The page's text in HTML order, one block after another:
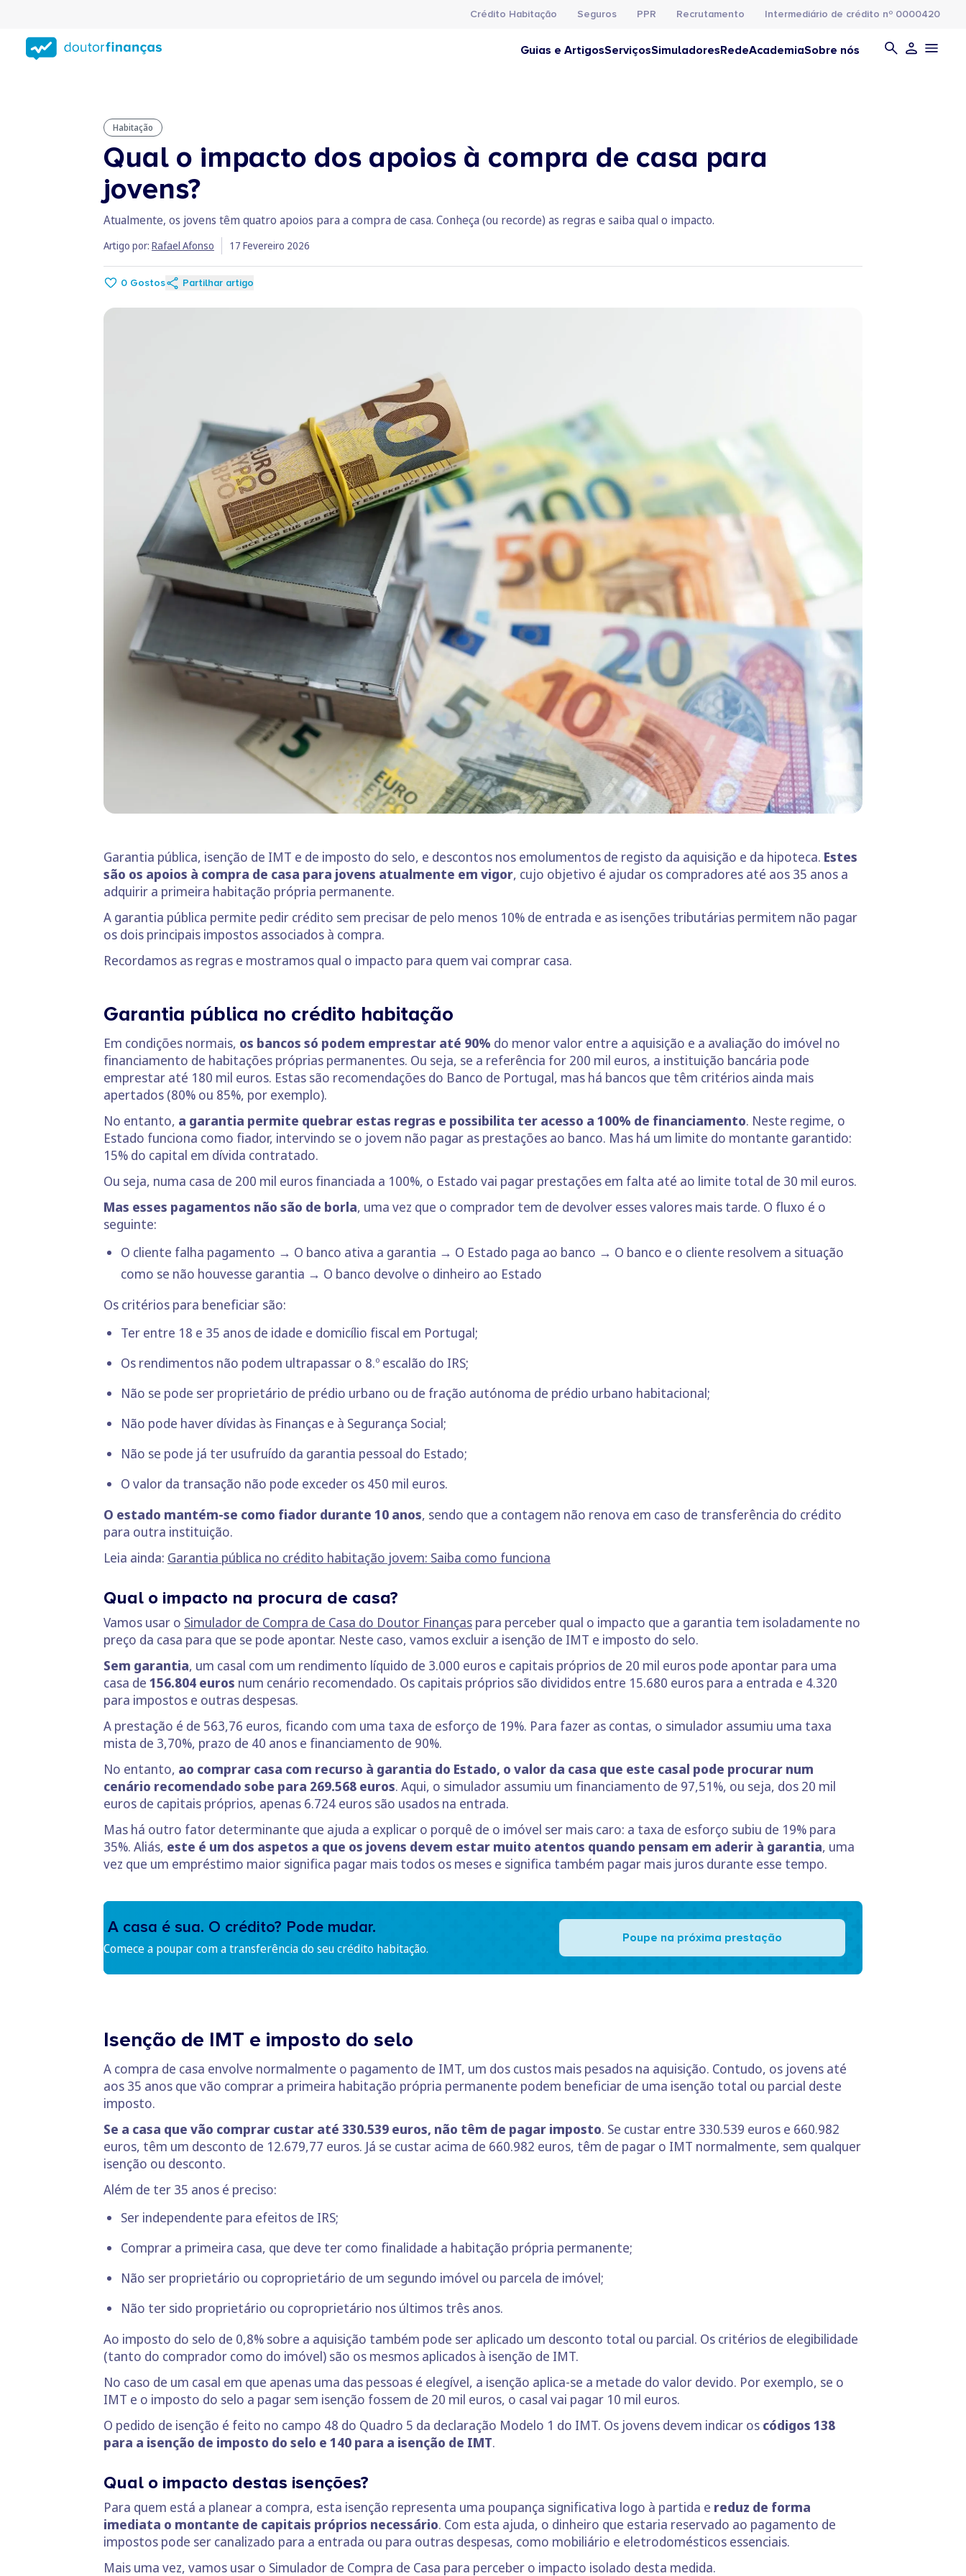
conteúdo
principal
Crédito Habitação Seguros PPR Recrutamento Intermediário de crédito nº 0000420
Guias e ArtigosServiçosSimuladoresRedeAcademiaSobre nós
Habitação
Qual o impacto dos apoios à compra de casa para
jovens?
Atualmente, os jovens têm quatro apoios para a compra de casa. Conheça (ou recorde) as regras e saiba qual o impacto.
Artigo por: Rafael Afonso 17 Fevereiro 2026
0 Gostos Partilhar artigo
Garantia pública, isenção de IMT e de imposto do selo, e descontos nos emolumentos de registo da aquisição e da hipoteca. Estes
são os apoios à compra de casa para jovens atualmente em vigor, cujo objetivo é ajudar os compradores até aos 35 anos a
adquirir a primeira habitação própria permanente.
A garantia pública permite pedir crédito sem precisar de pelo menos 10% de entrada e as isenções tributárias permitem não pagar
os dois principais impostos associados à compra.
Recordamos as regras e mostramos qual o impacto para quem vai comprar casa.
Garantia pública no crédito habitação
Em condições normais, os bancos só podem emprestar até 90% do menor valor entre a aquisição e a avaliação do imóvel no
financiamento de habitações próprias permanentes. Ou seja, se a referência for 200 mil euros, a instituição bancária pode
emprestar até 180 mil euros. Estas são recomendações do Banco de Portugal, mas há bancos que têm critérios ainda mais
apertados (80% ou 85%, por exemplo).
No entanto, a garantia permite quebrar estas regras e possibilita ter acesso a 100% de financiamento. Neste regime, o
Estado funciona como fiador, intervindo se o jovem não pagar as prestações ao banco. Mas há um limite do montante garantido:
15% do capital em dívida contratado.
Ou seja, numa casa de 200 mil euros financiada a 100%, o Estado vai pagar prestações em falta até ao limite total de 30 mil euros.
Mas esses pagamentos não são de borla, uma vez que o comprador tem de devolver esses valores mais tarde. O fluxo é o
seguinte:
O cliente falha pagamento → O banco ativa a garantia → O Estado paga ao banco → O banco e o cliente resolvem a situação
como se não houvesse garantia → O banco devolve o dinheiro ao Estado
Os critérios para beneficiar são:
Ter entre 18 e 35 anos de idade e domicílio fiscal em Portugal;
Os rendimentos não podem ultrapassar o 8.º escalão do IRS;
Não se pode ser proprietário de prédio urbano ou de fração autónoma de prédio urbano habitacional;
Não pode haver dívidas às Finanças e à Segurança Social;
Não se pode já ter usufruído da garantia pessoal do Estado;
O valor da transação não pode exceder os 450 mil euros.
O estado mantém-se como fiador durante 10 anos, sendo que a contagem não renova em caso de transferência do crédito
para outra instituição.
Leia ainda: Garantia pública no crédito habitação jovem: Saiba como funciona
Qual o impacto na procura de casa?
Vamos usar o Simulador de Compra de Casa do Doutor Finanças para perceber qual o impacto que a garantia tem isoladamente no
preço da casa para que se pode apontar. Neste caso, vamos excluir a isenção de IMT e imposto do selo.
Sem garantia, um casal com um rendimento líquido de 3.000 euros e capitais próprios de 20 mil euros pode apontar para uma
casa de 156.804 euros num cenário recomendado. Os capitais próprios são divididos entre 15.680 euros para a entrada e 4.320
para impostos e outras despesas.
A prestação é de 563,76 euros, ficando com uma taxa de esforço de 19%. Para fazer as contas, o simulador assumiu uma taxa
mista de 3,70%, prazo de 40 anos e financiamento de 90%.
No entanto, ao comprar casa com recurso à garantia do Estado, o valor da casa que este casal pode procurar num
cenário recomendado sobe para 269.568 euros. Aqui, o simulador assumiu um financiamento de 97,51%, ou seja, dos 20 mil
euros de capitais próprios, apenas 6.724 euros são usados na entrada.
Mas há outro fator determinante que ajuda a explicar o porquê de o imóvel ser mais caro: a taxa de esforço subiu de 19% para
35%. Aliás, este é um dos aspetos a que os jovens devem estar muito atentos quando pensam em aderir à garantia, uma
vez que um empréstimo maior significa pagar mais todos os meses e significa também pagar mais juros durante esse tempo.
A casa é sua. O crédito? Pode mudar.
Comece a poupar com a transferência do seu crédito habitação.
Poupe na próxima prestação
Isenção de IMT e imposto do selo
A compra de casa envolve normalmente o pagamento de IMT, um dos custos mais pesados na aquisição. Contudo, os jovens até
aos 35 anos que vão comprar a primeira habitação própria permanente podem beneficiar de uma isenção total ou parcial deste
imposto.
Se a casa que vão comprar custar até 330.539 euros, não têm de pagar imposto. Se custar entre 330.539 euros e 660.982
euros, têm um desconto de 12.679,77 euros. Já se custar acima de 660.982 euros, têm de pagar o IMT normalmente, sem qualquer
isenção ou desconto.
Além de ter 35 anos é preciso:
Ser independente para efeitos de IRS;
Comprar a primeira casa, que deve ter como finalidade a habitação própria permanente;
Não ser proprietário ou coproprietário de um segundo imóvel ou parcela de imóvel;
Não ter sido proprietário ou coproprietário nos últimos três anos.
Ao imposto do selo de 0,8% sobre a aquisição também pode ser aplicado um desconto total ou parcial. Os critérios de elegibilidade
(tanto do comprador como do imóvel) são os mesmos aplicados à isenção de IMT.
No caso de um casal em que apenas uma das pessoas é elegível, a isenção aplica-se a metade do valor devido. Por exemplo, se o
IMT e o imposto do selo a pagar sem isenção fossem de 20 mil euros, o casal vai pagar 10 mil euros.
O pedido de isenção é feito no campo 48 do Quadro 5 da declaração Modelo 1 do IMT. Os jovens devem indicar os códigos 138
para a isenção de imposto do selo e 140 para a isenção de IMT.
Qual o impacto destas isenções?
Para quem está a planear a compra, esta isenção representa uma poupança significativa logo à partida e reduz de forma
imediata o montante de capitais próprios necessário. Com esta ajuda, o dinheiro que estaria reservado ao pagamento de
impostos pode ser canalizado para a entrada ou para outras despesas, como mobiliário e eletrodomésticos essenciais.
Mais uma vez, vamos usar o Simulador de Compra de Casa para perceber o impacto isolado desta medida.